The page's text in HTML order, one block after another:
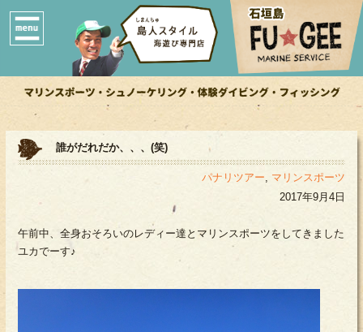
誰がだれだか、、、(笑)
パナリツアー, マリンスポーツ
2017年9月4日
午前中、全身おそろいのレディー達とマリンスポーツをしてきました
ユカでーす♪